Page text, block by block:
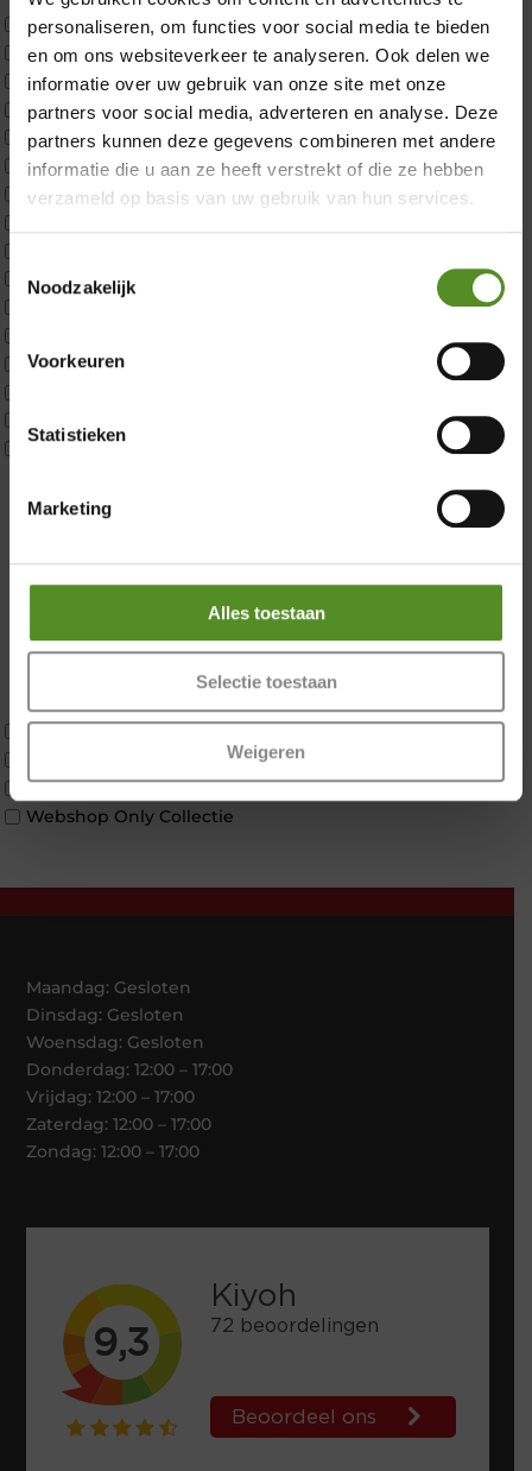
personaliseren, om functies voor social media te bieden
en om ons websiteverkeer te analyseren. Ook delen we
informatie over uw gebruik van onze site met onze
partners voor social media, adverteren en analyse. Deze
partners kunnen deze gegevens combineren met andere
informatie die u aan ze heeft verstrekt of die ze hebben
verzameld op basis van uw gebruik van hun services.
Toestemmingsselectie
Noodzakelijk
Voorkeuren
Statistieken
Marketing
Alles toestaan
Selectie toestaan
Weigeren
Uncategorized
2x p650 1pers
Custom
CustomBoxspring
ErkendMatras 1 Pers
ErkendMatras 2 Pers
ErkendMatras twijfelaar product
p350 1 Pers
P650 1 pers
Toppers
1 persoon
2 personen split
Twijfelaar
Koudschuim
Tweepersoons 1 kern
Tweepersoons 1 kern product
Tweepersoons 2 kernen
Webshop Only Collectie
Maandag: Gesloten
Dinsdag: Gesloten
Woensdag: Gesloten
Donderdag: 12:00 – 17:00
Vrijdag: 12:00 – 17:00
Zaterdag: 12:00 – 17:00
Zondag: 12:00 – 17:00
Donderdag 12:00 – 17:00
Zaterdag 12:00 – 17:00